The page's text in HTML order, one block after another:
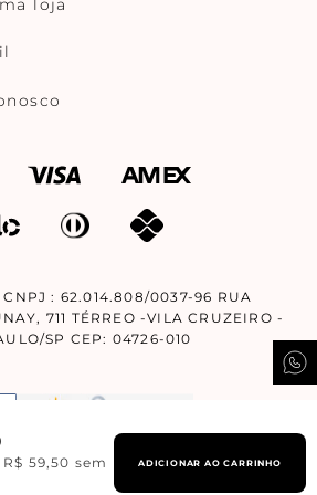
R$ 59,50 sem
ADICIONAR AO CARRINHO
loja
: 62.014.808/0037-96 RUA
711 TÉRREO -VILA CRUZEIRO -
SP CEP: 04726-010
By